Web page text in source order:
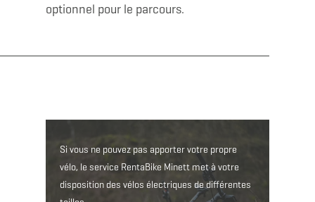
optionnel pour le parcours.
Si vous ne pouvez pas apporter votre propre
vélo, le service RentaBike Minett met à votre
disposition des vélos électriques de différentes